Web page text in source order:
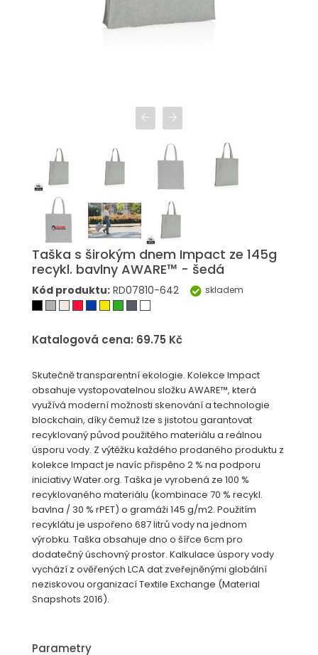
Taška s širokým dnem Impact ze 145g
recykl. bavlny AWARE™ - šedá
Kód produktu: RD07810-642 skladem
Katalogová cena: 69.75 Kč
Skutečně transparentní ekologie. Kolekce Impact
obsahuje vystopovatelnou složku AWARE™, která
využívá moderní možnosti skenování a technologie
blockchain, díky čemuž lze s jistotou garantovat
recyklovaný původ použitého materiálu a reálnou
úsporu vody. Z výtěžku každého prodaného produktu z
kolekce Impact je navíc přispěno 2 % na podporu
iniciativy Water.org. Taška je vyrobená ze 100 %
recyklovaného materiálu (kombinace 70 % recykl.
bavlna / 30 % rPET) o gramáži 145 g/m2. Použitím
recyklátu je uspořeno 687 litrů vody na jednom
výrobku. Taška obsahuje dno o šířce 6cm pro
dodatečný úschovný prostor. Kalkulace úspory vody
vychází z ověřených LCA dat zveřejněnými globální
neziskovou organizací Textile Exchange (Material
Snapshots 2016).
Parametry